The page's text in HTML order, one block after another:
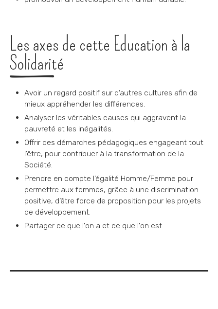
Les axes de cette Education à la
Solidarité
Avoir un regard positif sur d’autres cultures afin de
mieux appréhender les différences.
Analyser les véritables causes qui aggravent la
pauvreté et les inégalités.
Offrir des démarches pédagogiques engageant tout
l’être, pour contribuer à la transformation de la
Société.
Prendre en compte l’égalité Homme/Femme pour
permettre aux femmes, grâce à une discrimination
positive, d’être force de proposition pour les projets
de développement.
Partager ce que l'on a et ce que l'on est.